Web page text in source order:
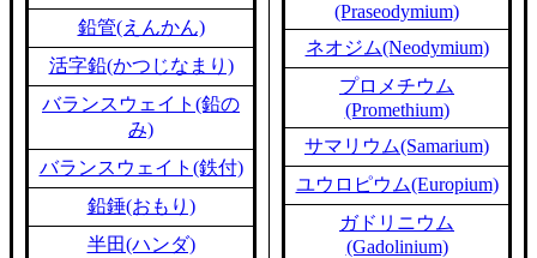
鉛管(えんかん)
活字鉛(かつじなまり)
バランスウェイト(鉛の
み)
バランスウェイト(鉄付)
鉛錘(おもり)
半田(ハンダ)
(Praseodymium)
ネオジム(Neodymium)
プロメチウム
(Promethium)
サマリウム(Samarium)
ユウロピウム(Europium)
ガドリニウム
(Gadolinium)